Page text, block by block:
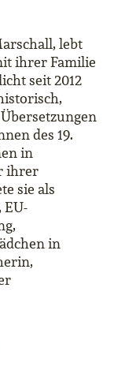
lebt
ihrer Familie
seit 2012
des 19.
in
ihrer
sie als
in